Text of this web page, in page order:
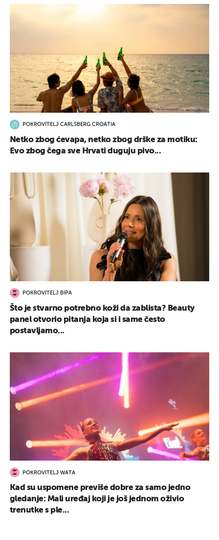
POKROVITELJ CARLSBERG CROATIA
Netko zbog ćevapa, netko zbog drške za motiku:
Evo zbog čega sve Hrvati duguju pivo...
POKROVITELJ BIPA
Što je stvarno potrebno koži da zablista? Beauty
panel otvorio pitanja koja si i same često
postavljamo...
POKROVITELJ WATA
Kad su uspomene previše dobre za samo jedno
gledanje: Mali uređaj koji je još jednom oživio
trenutke s ple...